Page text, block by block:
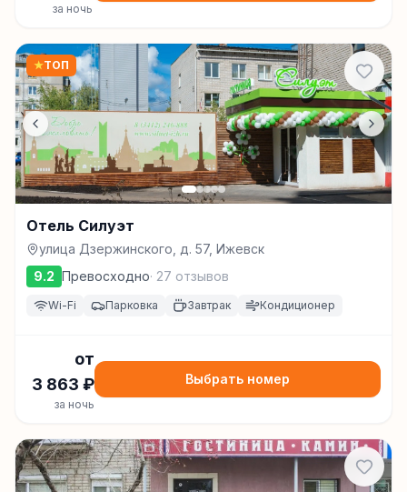
за ночь
★ТОП
Отель Силуэт
улица Дзержинского, д. 57, Ижевск
9.2 Превосходно· 27 отзывов
Wi-Fi Парковка Завтрак Кондиционер
от
3 863 ₽
за ночь
Выбрать номер